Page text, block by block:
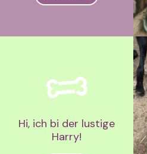
Hi, ich bi der lustige
Harry!